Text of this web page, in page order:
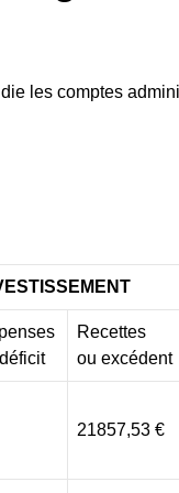
les comptes
Recettes
ou excédent
21857,53 €